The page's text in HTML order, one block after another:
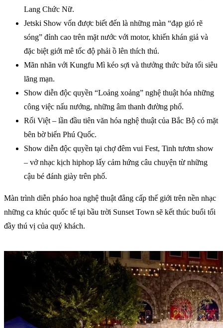
Lang Chức Nữ.
Jetski Show vốn được biết đến là những màn “đạp gió rẽ
sóng” đỉnh cao trên mặt nước với motor, khiến khán giả và
đặc biệt giới mê tốc độ phải ồ lên thích thú.
Mãn nhãn với Kungfu Mì kéo sợi và thưởng thức bửa tối siêu
lãng mạn.
Show diễn độc quyền “Loảng xoảng” nghệ thuật hóa những
công việc nấu nướng, những âm thanh đường phố.
Rối Việt – lần đầu tiên văn hóa nghệ thuật của Bắc Bộ có mặt
bên bờ biển Phú Quốc.
Show diễn độc quyền tại chợ đêm vui Fest, Tinh tươm show
– vở nhạc kịch hiphop lấy cảm hứng câu chuyện từ những
cậu bé đánh giày trên phố.
Màn trình diễn pháo hoa nghệ thuật đẳng cấp thế giới trên nền nhạc
những ca khúc quốc tế tại bầu trời Sunset Town sẽ kết thúc buổi tối
đầy thú vị của quý khách.